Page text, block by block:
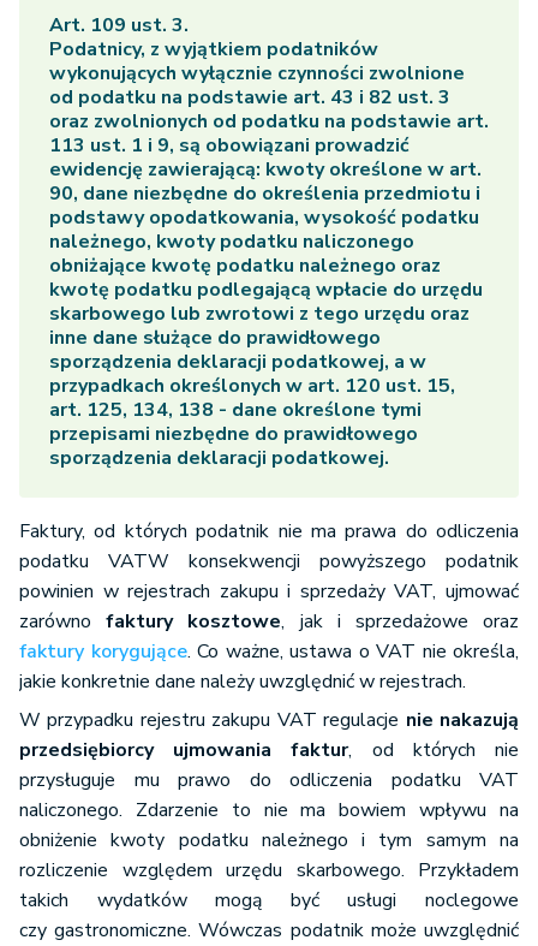
Art. 109 ust. 3.
Podatnicy, z wyjątkiem podatników
wykonujących wyłącznie czynności zwolnione
od podatku na podstawie art. 43 i 82 ust. 3
oraz zwolnionych od podatku na podstawie art.
113 ust. 1 i 9, są obowiązani prowadzić
ewidencję zawierającą: kwoty określone w art.
90, dane niezbędne do określenia przedmiotu i
podstawy opodatkowania, wysokość podatku
należnego, kwoty podatku naliczonego
obniżające kwotę podatku należnego oraz
kwotę podatku podlegającą wpłacie do urzędu
skarbowego lub zwrotowi z tego urzędu oraz
inne dane służące do prawidłowego
sporządzenia deklaracji podatkowej, a w
przypadkach określonych w art. 120 ust. 15,
art. 125, 134, 138 - dane określone tymi
przepisami niezbędne do prawidłowego
sporządzenia deklaracji podatkowej.
Faktury, od których podatnik nie ma prawa do odliczenia
podatku VATW konsekwencji powyższego podatnik
powinien w rejestrach zakupu i sprzedaży VAT, ujmować
zarównofaktury kosztowe, jak i sprzedażowe oraz
faktury korygujące. Co ważne, ustawa o VAT nie określa,
jakie konkretnie dane należy uwzględnić w rejestrach.
W przypadku rejestru zakupu VAT regulacje nie nakazują
przedsiębiorcy ujmowania faktur, od których nie
przysługuje mu prawo do odliczenia podatku VAT
naliczonego. Zdarzenie to nie ma bowiem wpływu na
obniżenie kwoty podatku należnego i tym samym na
rozliczenie względem urzędu skarbowego. Przykładem
takich wydatków mogą być usługi noclegowe
czy gastronomiczne. Wówczas podatnik może uwzględnić